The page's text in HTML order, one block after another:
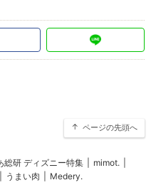
ページの先頭へ
総研 ディズニー特集 mimot.
うまい肉 Medery.